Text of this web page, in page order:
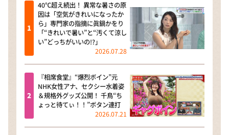
40℃超え続出！ 異常な暑さの原
因は「空気がきれいになったか
ら」専門家の指摘に眞鍋かをり
「“きれいで暑い”と“汚くて涼し
い”どっちがいいの!?」
2026.07.28
『相席食堂』“爆烈ボイン”元
NHK女性アナ、セクシー水着姿
＆規格外グッズ公開！ 千鳥“ち
ょっと待てぃ！！”ボタン連打
2026.07.21